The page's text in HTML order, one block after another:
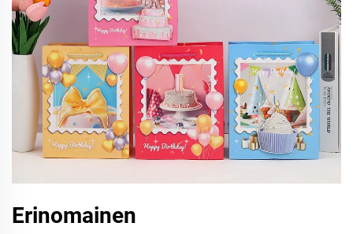
Erinomainen